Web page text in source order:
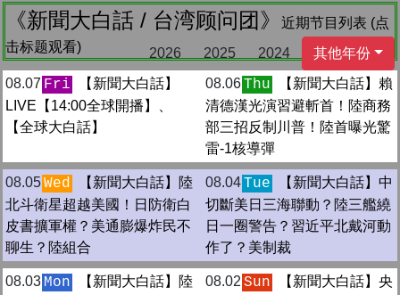
《新聞大白話 / 台湾顾问团》
近期节目列表 (点
击标题观看)
2026 2025 2024
其他年份
08.07 Fri
【新聞大白話】
LIVE【14:00全球開播】、
【全球大白話】
08.06Thu
【新聞大白話】賴
清德漢光演習避斬首！陸商務
部三招反制川普！陸首曝光驚
雷-1核導彈
08.05Wed
【新聞大白話】陸
北斗衛星超越美國！日防衛白
皮書擴軍權？美通膨爆炸民不
聊生？陸組合
08.04Tue
【新聞大白話】中
切斷美日三海聯動？陸三艦繞
日一圈警告？習近平北戴河動
作了？美制裁
08.03 Mon
【新聞大白話】陸
08.02 Sun
【新聞大白話】央